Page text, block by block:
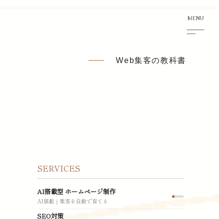
Web集客の教科書
SERVICES
AI搭載型 ホームページ制作
AI搭載｜集客を自動で育てる
SEO対策